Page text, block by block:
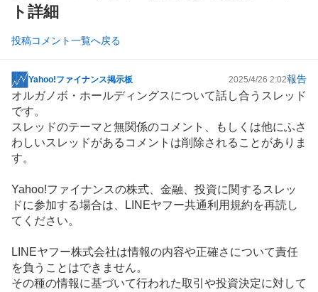
ト詳細
投稿コメント一覧へ戻る
掲
示
板
記
事
Yahoo!ファイナンス掲示板 2025/4/26 2:02報告
オルガノボ・ホールディングスについて話し合うスレッド
です。
スレッドのテーマと無関係のコメント、もしくは他にふさ
わしいスレッドがあるコメントは削除されることがありま
す。
Yahoo!ファイナンスの株式、金融、投資に関するスレッ
ドに参加する場合は、LINEヤフー共通利用規約を再読し
てください。
LINEヤフー株式会社は情報の内容や正確さについて責任
を負うことはできません。
その種の情報に基づいて行われた取引や投資決定に対して